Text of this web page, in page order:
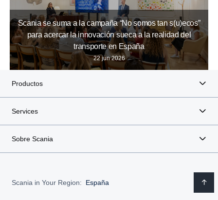
Scania se suma a la campaña “No somos tan s(u)ecos”
para acercar la innovación sueca a la realidad del
transporte en España
22 jun 2026
Productos
Services
Sobre Scania
Scania in Your Region: España